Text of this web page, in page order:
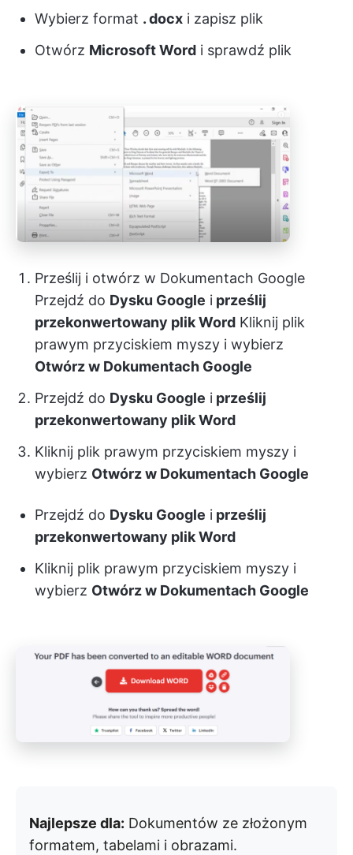
Wybierz format . docx i zapisz plik
Otwórz Microsoft Word i sprawdź plik
Prześlij i otwórz w Dokumentach Google
Przejdź do Dysku Google i prześlij
przekonwertowany plik Word Kliknij plik
prawym przyciskiem myszy i wybierz
Otwórz w Dokumentach Google
Przejdź do Dysku Google i prześlij
przekonwertowany plik Word
Kliknij plik prawym przyciskiem myszy i
wybierz Otwórz w Dokumentach Google
Przejdź do Dysku Google i prześlij
przekonwertowany plik Word
Kliknij plik prawym przyciskiem myszy i
wybierz Otwórz w Dokumentach Google
Najlepsze dla: Dokumentów ze złożonym
formatem, tabelami i obrazami.